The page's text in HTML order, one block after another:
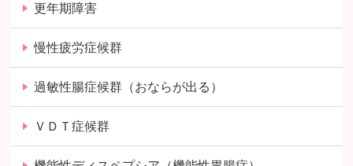
更年期障害
慢性疲労症候群
過敏性腸症候群（おならが出る）
ＶＤＴ症候群